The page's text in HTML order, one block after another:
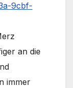
9cbf-
an die
immer